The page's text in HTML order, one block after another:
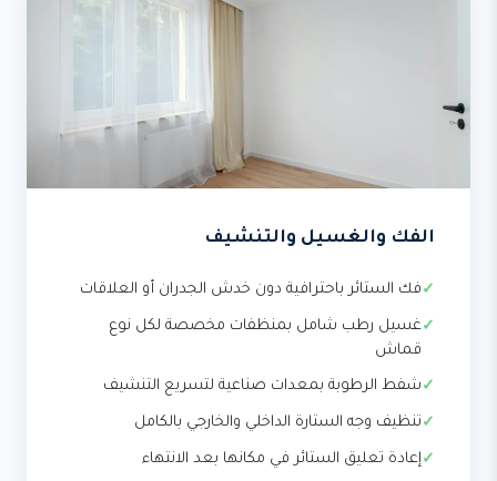
الفك والغسيل والتنشيف
فك الستائر باحترافية دون خدش الجدران أو العلاقات
غسيل رطب شامل بمنظفات مخصصة لكل نوع
قماش
شفط الرطوبة بمعدات صناعية لتسريع التنشيف
تنظيف وجه الستارة الداخلي والخارجي بالكامل
إعادة تعليق الستائر في مكانها بعد الانتهاء